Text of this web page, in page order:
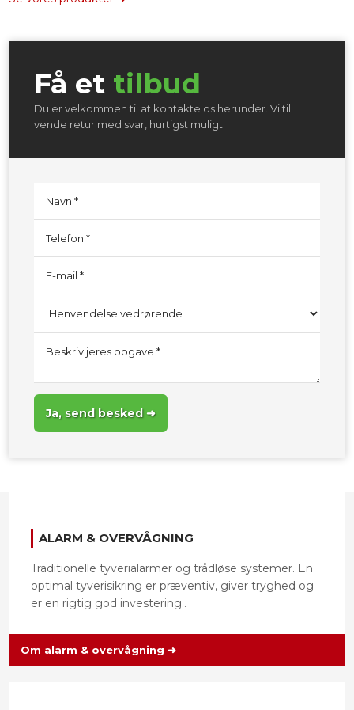
Få et tilbud​
Du er velkommen til at kontakte os herunder. Vi til
vende retur med svar, hurtigst muligt.​​
​ALARM & OVERVÅGNING
Traditionelle tyverialarmer og trådløse systemer. En
optimal tyverisikring er præventiv, giver tryghed og
er en rigtig god investering..
Om alarm & overvågning ➜​